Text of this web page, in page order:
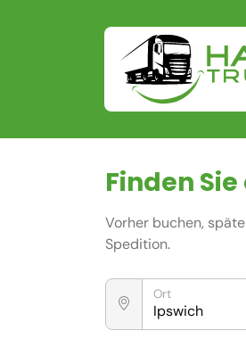
Finden
Vorher buchen,
Spedition.
Ort